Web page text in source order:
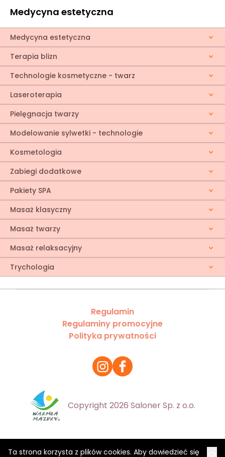
Ta strona korzysta z plików cookies. Aby dowiedzieć się
Medycyna estetyczna
Medycyna estetyczna
Terapia blizn
Technologie kosmetyczne - twarz
Laseroterapia
Pielęgnacja twarzy
Modelowanie sylwetki - technologie
Kosmetologia
Zabiegi dodatkowe
Pakiety SPA
Masaż klasyczny
Masaż twarzy
Masaż relaksacyjny
Trychologia
Regulamin
Regulaminy promocyjne
Polityka prywatności
Copyright 2026 Saloner Sp. z o.o.